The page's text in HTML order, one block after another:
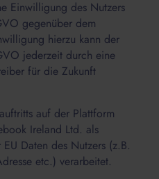
Einwilligung des Nutzers
gegenüber dem
hierzu kann der
jederzeit durch eine
für die Zukunft
auf der Plattform
Ireland Ltd. als
Daten des Nutzers (z.B.
etc.) verarbeitet.